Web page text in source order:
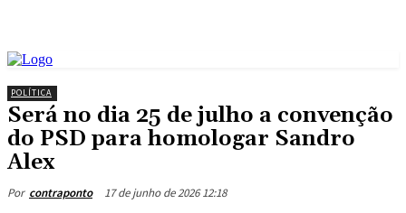
POLÍTICA
Será no dia 25 de julho a convenção
do PSD para homologar Sandro
Alex
Por contraponto 17 de junho de 2026 12:18